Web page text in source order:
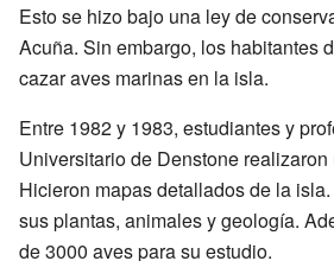
Esto se hizo bajo una ley de
Acuña. Sin embargo, los habitantes
cazar aves marinas en la isla.
Entre 1982 y 1983, estudiantes y
Universitario de Denstone
Hicieron mapas detallados de la
sus plantas, animales y geología.
de 3000 aves para su estudio.